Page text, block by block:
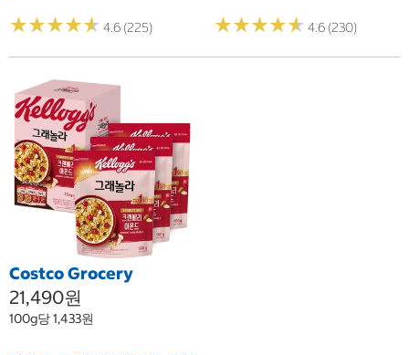
★★★★★
★★★★★ 4.6 (225) ★★★★★
★★★★★ 4.6 (230)
Costco Grocery
21,490원
100g당 1,433원